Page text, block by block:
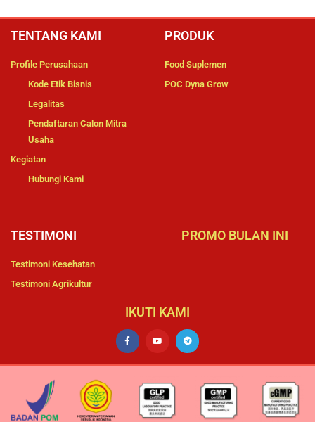
TENTANG KAMI
Profile Perusahaan
Kode Etik Bisnis
Legalitas
Pendaftaran Calon Mitra
Usaha
Kegiatan
Hubungi Kami
PRODUK
Food Suplemen
POC Dyna Grow
TESTIMONI
Testimoni Kesehatan
Testimoni Agrikultur
PROMO BULAN INI
IKUTI KAMI